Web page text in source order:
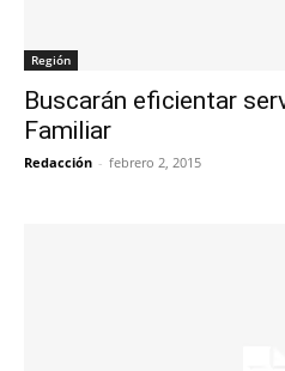
Región
Buscarán eficientar
Familiar
Redacción - febrero 2, 2015